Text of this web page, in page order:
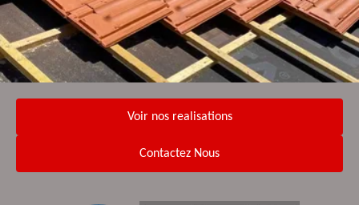
Voir nos realisations
Contactez Nous